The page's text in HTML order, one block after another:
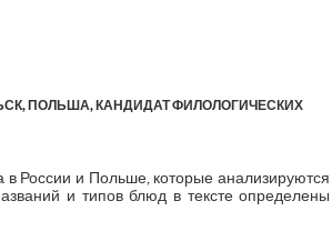
ПОЛЬША, КАНДИДАТ ФИЛОЛОГИЧЕСКИХ
России и Польше, которые анализируются
и типов блюд в тексте определены